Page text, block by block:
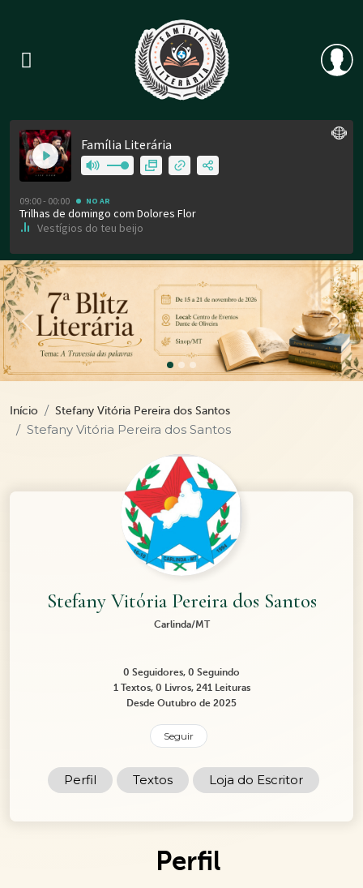
Previous
Início Stefany Vitória Pereira dos Santos
Stefany Vitória Pereira dos Santos
Stefany Vitória Pereira dos Santos
Carlinda/MT
0 Seguidores, 0 Seguindo
1 Textos, 0 Livros, 241 Leituras
Desde Outubro de 2025
Seguir
Perfil Textos Loja do Escritor
Perfil